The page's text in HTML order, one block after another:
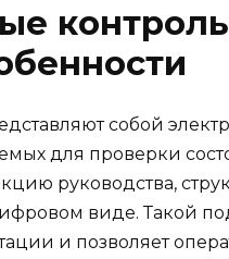
собой
для проверки
руководства,
виде. Такой
и позволяет